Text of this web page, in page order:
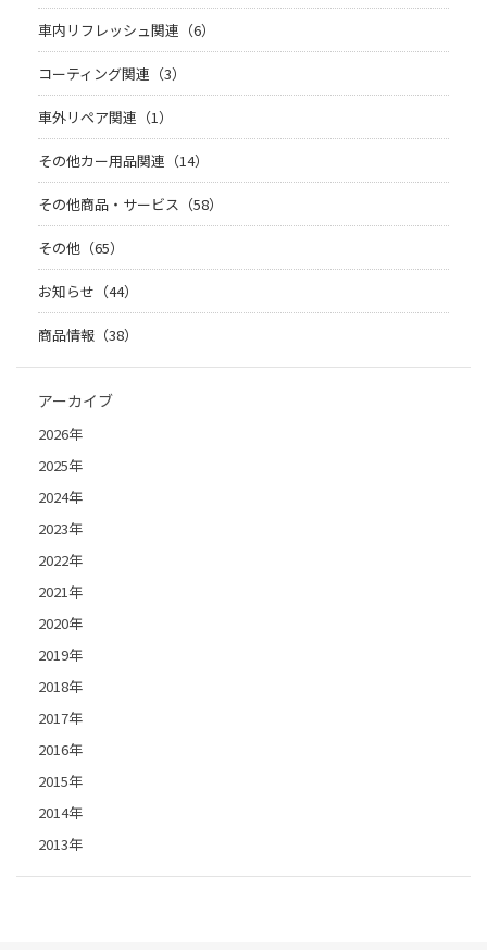
車内リフレッシュ関連（6）
コーティング関連（3）
車外リペア関連（1）
その他カー用品関連（14）
その他商品・サービス（58）
その他（65）
お知らせ（44）
商品情報（38）
アーカイブ
2026年
2025年
2024年
2023年
2022年
2021年
2020年
2019年
2018年
2017年
2016年
2015年
2014年
2013年